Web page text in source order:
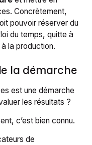
Concrètement,
pouvoir réserver du
du temps, quitte à
la production.
la démarche
est une démarche
les résultats ?
c’est bien connu.
de